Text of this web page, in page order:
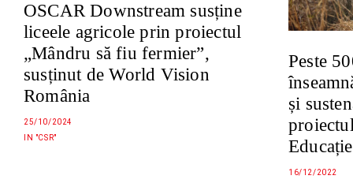
OSCAR Downstream susține
liceele agricole prin proiectul
„Mândru să fiu fermier”,
susținut de World Vision
România
25/10/2024
IN "CSR"
Peste
și
16/12/2022